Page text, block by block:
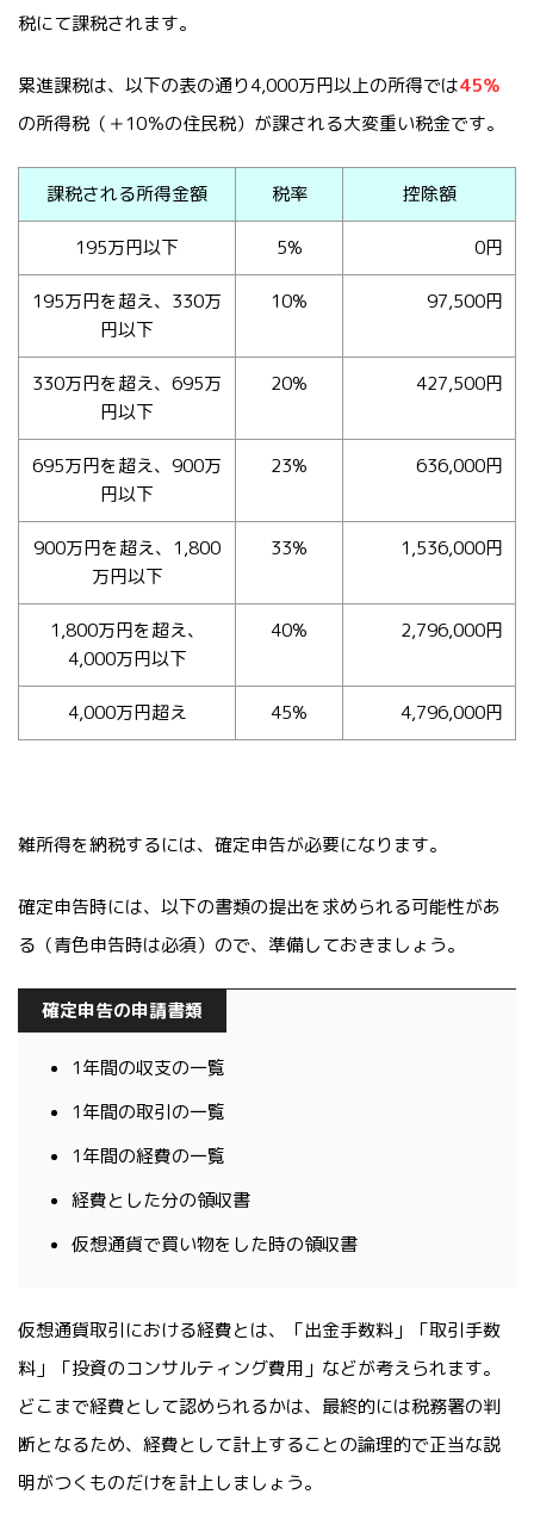
税にて課税されます。
累進課税は、以下の表の通り4,000万円以上の所得では45％
の所得税（＋10％の住民税）が課される大変重い税金です。
課税される所得金額 税率 控除額
195万円以下 5% 0円
195万円を超え、330万
円以下
10% 97,500円
330万円を超え、695万
円以下
20% 427,500円
695万円を超え、900万
円以下
23% 636,000円
900万円を超え、1,800
万円以下
33% 1,536,000円
1,800万円を超え、
4,000万円以下
40% 2,796,000円
4,000万円超え 45% 4,796,000円
雑所得を納税するには、確定申告が必要になります。
確定申告時には、以下の書類の提出を求められる可能性があ
る（青色申告時は必須）ので、準備しておきましょう。
確定申告の申請書類
1年間の収支の一覧
1年間の取引の一覧
1年間の経費の一覧
経費とした分の領収書
仮想通貨で買い物をした時の領収書
仮想通貨取引における経費とは、「出金手数料」「取引手数
料」「投資のコンサルティング費用」などが考えられます。
どこまで経費として認められるかは、最終的には税務署の判
断となるため、経費として計上することの論理的で正当な説
明がつくものだけを計上しましょう。